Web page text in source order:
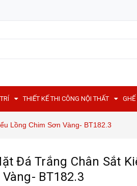
THIẾT KẾ THI CÔNG NỘI THẤT
Lồng Chim Sơn Vàng- BT182.3
Đá Trắng Chân Sắt
BT182.3